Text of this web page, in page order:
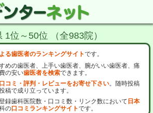
1位～50位 （全983院）
る歯医者のランキングサイトです。
めの歯医者、上手い歯医者、腕がいい歯医者、痛
の安い歯医者を検索できます。
口コミ・評判・レビューをお寄せ下さい。随時投稿
稿で成り立っています。
録歯科医院数・口コミ数・リンク数において 日本
の口コミランキングサイトです。